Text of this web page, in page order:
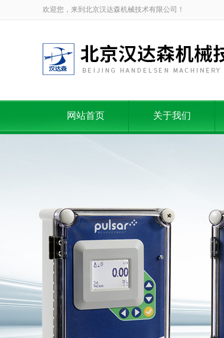
欢迎您，来到北京汉达森机械技术有限公司！
网站首页 关于我们